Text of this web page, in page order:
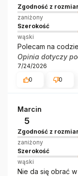
Zgodność z
zaniżony
Szerokość
wąski
Polecam na
Opinia dotyczy
7/24/2026
0
0
Marcin
5
Zgodność z
zaniżony
Szerokość
wąski
Nie da się obrać